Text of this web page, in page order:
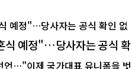
식 예정"…당사자는 공식 확